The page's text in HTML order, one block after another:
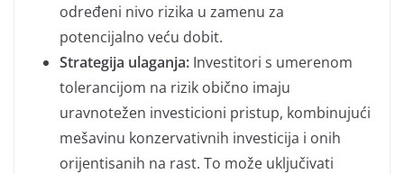
određeni nivo rizika u zamenu za
potencijalno veću dobit.
Strategija ulaganja: Investitori s umerenom
tolerancijom na rizik obično imaju
uravnotežen investicioni pristup, kombinujući
mešavinu konzervativnih investicija i onih
orijentisanih na rast. To može uključivati